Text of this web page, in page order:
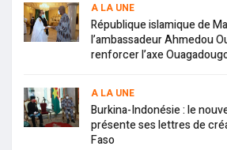
A LA UNE
République islamique de
l’ambassadeur Ahmedou
renforcer l’axe
A LA UNE
Burkina-Indonésie : le
présente ses lettres de
Faso